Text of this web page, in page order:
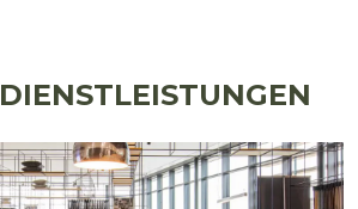
DIENSTLEISTUNGEN